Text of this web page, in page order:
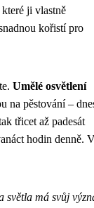
ji vlastně
kořistí pro
Umělé osvětlení
na pěstování –
třicet až padesát
hodin denně.
světla má svůj